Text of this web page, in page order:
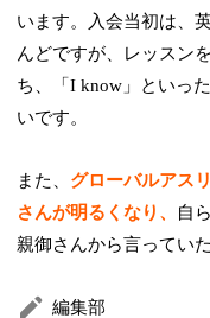
います。入会当初は、
んどですが、レッスン
ち、「I know」といっ
いです。
また、 グローバルアス
さんが明るくなり、
自
親御さんから言ってい
編集部